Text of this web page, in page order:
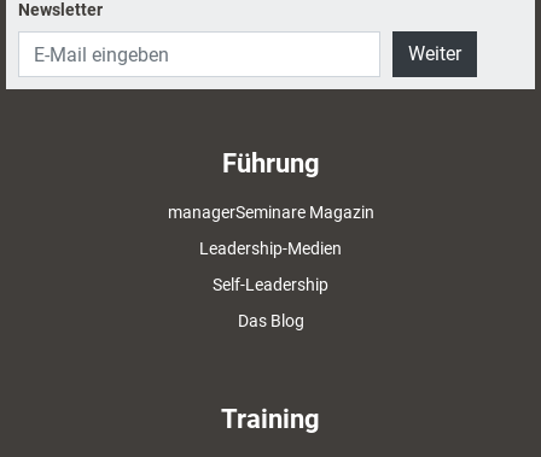
Newsletter
Weiter
Führung
managerSeminare Magazin
Leadership-Medien
Self-Leadership
Das Blog
Training